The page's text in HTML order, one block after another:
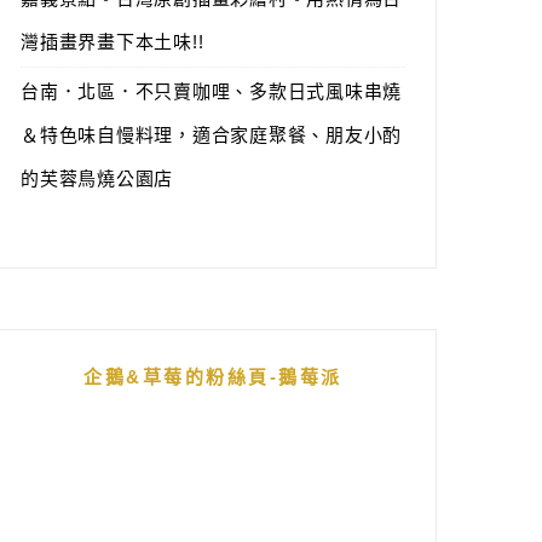
灣插畫界畫下本土味!!
台南．北區．不只賣咖哩、多款日式風味串燒
＆特色味自慢料理，適合家庭聚餐、朋友小酌
的芙蓉鳥燒公園店
企鵝&草莓的粉絲頁-鵝莓派